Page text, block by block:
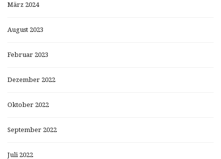
März 2024
August 2023
Februar 2023
Dezember 2022
Oktober 2022
September 2022
Juli 2022